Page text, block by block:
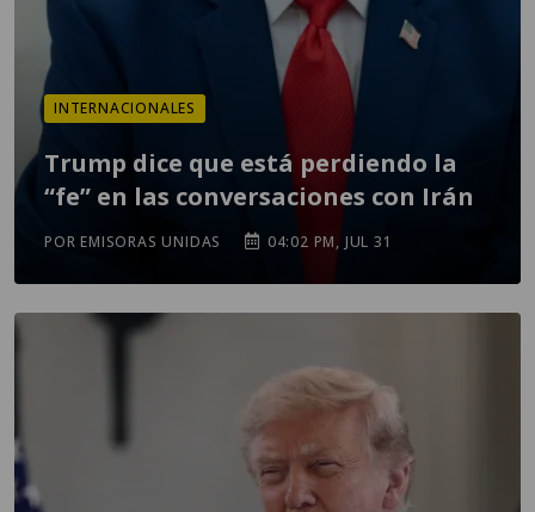
INTERNACIONALES
Trump dice que está perdiendo la
“fe” en las conversaciones con Irán
POR EMISORAS UNIDAS 04:02 PM, JUL 31